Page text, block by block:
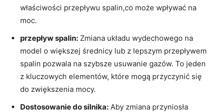
właściwości przepływu spalin,co może wpływać na
moc.
przepływ spalin: Zmiana układu wydechowego na
model o większej średnicy lub z lepszym przepływem
spalin pozwala na szybsze usuwanie gazów. To jeden
z kluczowych elementów, które mogą przyczynić się
do zwiększenia mocy.
Dostosowanie do silnika: Aby zmiana przyniosła